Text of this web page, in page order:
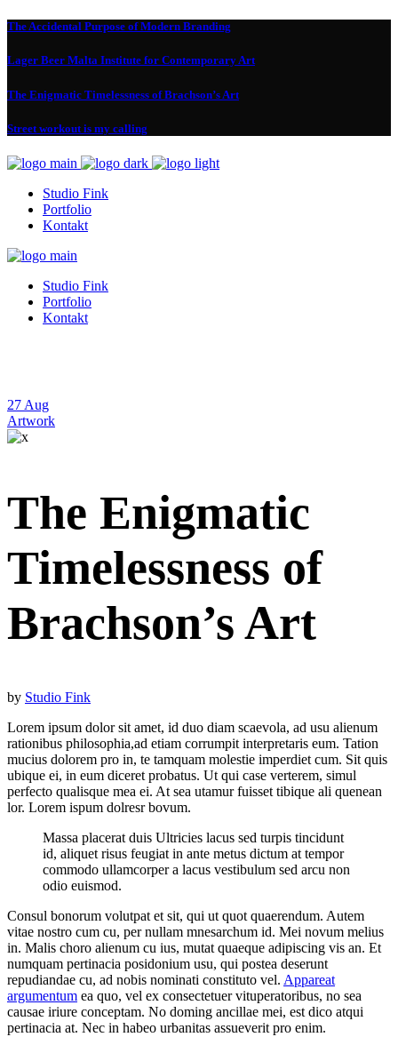
The Accidental Purpose of Modern Branding
Lager Beer Malta Institute for Contemporary Art
The Enigmatic Timelessness of Brachson’s Art
Street workout is my calling
Studio Fink
Portfolio
Kontakt
Studio Fink
Portfolio
Kontakt
27 Aug
Artwork
The Enigmatic
Timelessness of
Brachson’s Art
by Studio Fink
Lorem ipsum dolor sit amet, id duo diam scaevola, ad usu alienum
rationibus philosophia,ad etiam corrumpit interpretaris eum. Tation
mucius dolorem pro in, te tamquam molestie imperdiet cum. Sit quis
ubique ei, in eum diceret probatus. Ut qui case verterem, simul
perfecto qualisque mea ei. At sea utamur fuisset tibique ali quenean
lor. Lorem ispum dolresr bovum.
Massa placerat duis Ultricies lacus sed turpis tincidunt
id, aliquet risus feugiat in ante metus dictum at tempor
commodo ullamcorper a lacus vestibulum sed arcu non
odio euismod.
Consul bonorum volutpat et sit, qui ut quot quaerendum. Autem
vitae nostro cum cu, per nullam mnesarchum id. Mei novum melius
in. Malis choro alienum cu ius, mutat quaeque adipiscing vis an. Et
numquam pertinacia posidonium usu, qui postea deserunt
repudiandae cu, ad nobis nominati constituto vel. Appareat
argumentum ea quo, vel ex consectetuer vituperatoribus, no sea
causae iriure conceptam. No doming ancillae mei, est dico atqui
pertinacia at. Nec in habeo urbanitas assueverit pro enim.